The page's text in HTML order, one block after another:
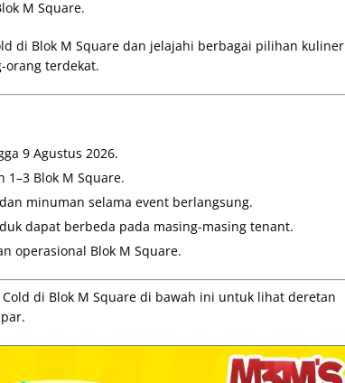
M Square.
di Blok M Square dan jelajahi berbagai pilihan kuliner
orang terdekat.
9 Agustus 2026.
1–3 Blok M Square.
minuman selama event berlangsung.
dapat berbeda pada masing-masing tenant.
operasional Blok M Square.
di Blok M Square di bawah ini untuk lihat deretan